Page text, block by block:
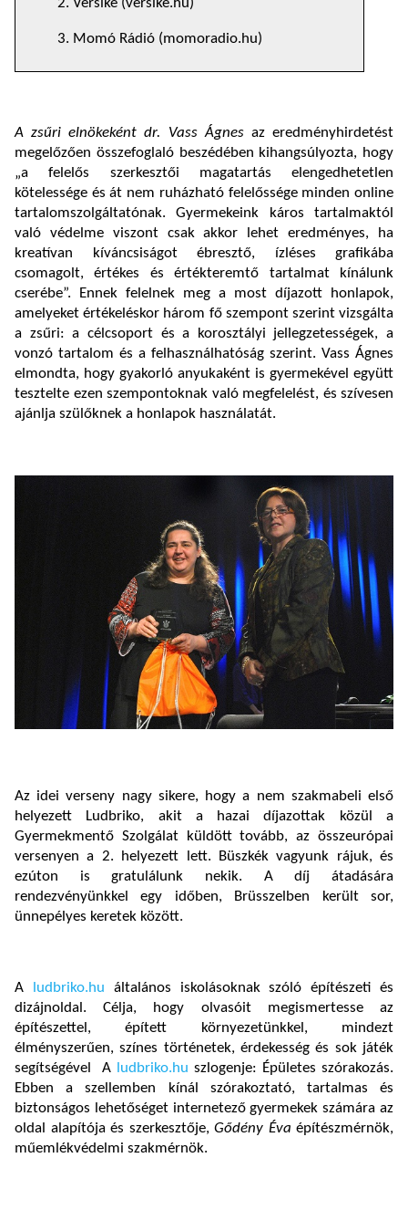
2. Versike (versike.hu)
3. Momó Rádió (momoradio.hu)
A zsűri elnökeként dr. Vass Ágnesaz eredményhirdetést
megelőzően összefoglaló beszédében kihangsúlyozta, hogy
„a felelős szerkesztői magatartás elengedhetetlen
kötelessége és át nem ruházható felelőssége minden online
tartalomszolgáltatónak. Gyermekeink káros tartalmaktól
való védelme viszont csak akkor lehet eredményes, ha
kreatívan kíváncsiságot ébresztő, ízléses grafikába
csomagolt, értékes és értékteremtő tartalmat kínálunk
cserébe”. Ennek felelnek meg a most díjazott honlapok,
amelyeket értékeléskor három fő szempont szerint vizsgálta
a zsűri: a célcsoport és a korosztályi jellegzetességek, a
vonzó tartalom és a felhasználhatóság szerint. Vass Ágnes
elmondta, hogy gyakorló anyukaként is gyermekével együtt
tesztelte ezen szempontoknak való megfelelést, és szívesen
ajánlja szülőknek a honlapok használatát.
Az idei verseny nagy sikere, hogy a nem szakmabeli első
helyezett Ludbriko, akit a hazai díjazottak közül a
Gyermekmentő Szolgálat küldött tovább, az összeurópai
versenyen a 2. helyezett lett. Büszkék vagyunk rájuk, és
ezúton is gratulálunk nekik. A díj átadására
rendezvényünkkel egy időben, Brüsszelben került sor,
ünnepélyes keretek között.
A ludbriko.hu általános iskolásoknak szóló építészeti és
dizájnoldal. Célja, hogy olvasóit megismertesse az
építészettel, épített környezetünkkel, mindezt
élményszerűen, színes történetek, érdekesség és sok játék
segítségével A
ludbriko.hu szlogenje: Épületes szórakozás.
Ebben a szellemben kínál szórakoztató, tartalmas és
biztonságos lehetőséget internetező gyermekek számára az
oldal alapítója és szerkesztője, Gődény Éva építészmérnök,
műemlékvédelmi szakmérnök.